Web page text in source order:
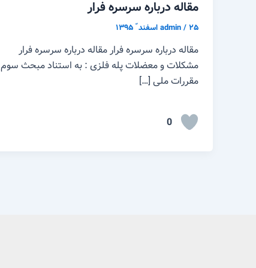
مقاله درباره سرسره فرار
admin/۲۵ اسفند ّ ۱۳۹۵
مقاله درباره سرسره فرار مقاله درباره سرسره فرار
مشکلات و معضلات پله فلزی : به استناد مبحث سوم
مقررات ملی […]
0